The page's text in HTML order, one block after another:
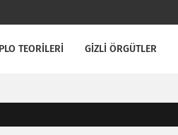
TEORİLERİ GİZLİ ÖRGÜTLER